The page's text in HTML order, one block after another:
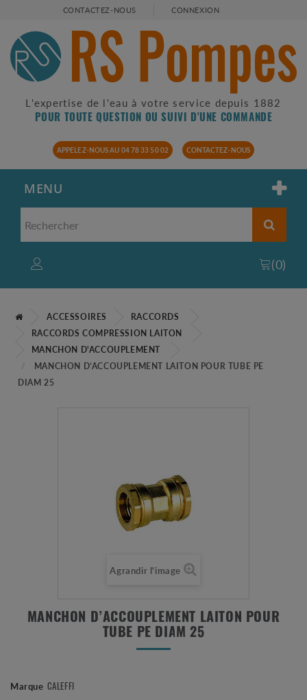
CONTACTEZ-NOUS CONNEXION
L'expertise de l'eau à votre service depuis 1882
POUR TOUTE QUESTION OU SUIVI D'UNE COMMANDE
APPELEZ-NOUS AU 04 78 33 50 02 CONTACTEZ-NOUS
MENU
(0)
ACCESSOIRES
RACCORDS
RACCORDS COMPRESSION LAITON
MANCHON D'ACCOUPLEMENT
MANCHON D’ACCOUPLEMENT LAITON POUR TUBE PE
DIAM 25
Agrandir l'image
MANCHON D’ACCOUPLEMENT LAITON POUR
TUBE PE DIAM 25
Marque CALEFFI